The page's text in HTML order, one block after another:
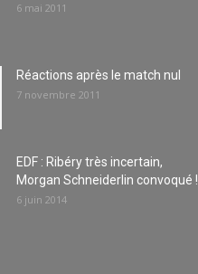
6 mai 2011
Réactions après le match nul
7 novembre 2011
EDF : Ribéry très incertain,
Morgan Schneiderlin convoqué !
6 juin 2014